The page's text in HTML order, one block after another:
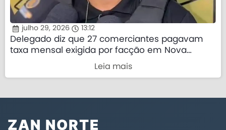
julho 29, 2026 13:12
Delegado diz que 27 comerciantes pagavam
taxa mensal exigida por facção em Nova
Leia mais
ZAN NORTE